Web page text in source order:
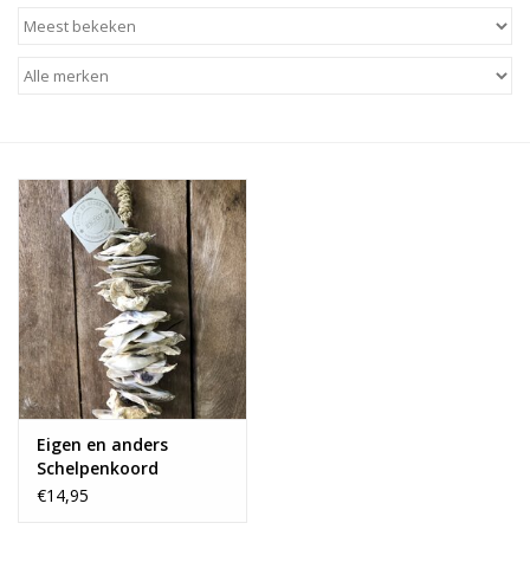
NIEUW!
Sale!
Kleuren
Eigen en anders
Schelpenkoord
oesterschelp - Ibiza
€14,95